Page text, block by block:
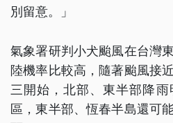
別留意。」
氣象署研判小犬颱風在台灣
陸機率比較高，隨著颱風接
三開始，北部、東半部降
區，東半部、恆春半島還可